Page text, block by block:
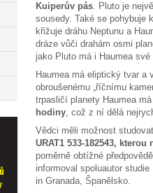
Kuiperův pás. Pluto je
sousedy. Také se pohybuje
křižuje dráhu Neptunu a
dráze vůči drahám osmi
jako Pluto má i Haumea
Haumea má eliptický tvar a
obroušenému „říčnímu
trpasličí planety Haumea
hodiny, což z ní dělá
Vědci měli možnost
URAT1 533-182543,
poměrně obtížné
informoval spoluautor
in Granada, Španělsko.